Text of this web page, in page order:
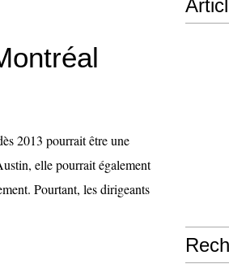
2013 pourrait être une
elle pourrait également
Pourtant, les dirigeants